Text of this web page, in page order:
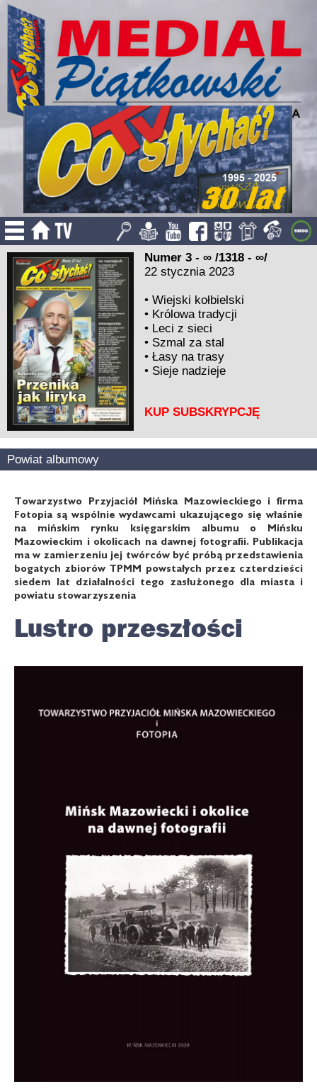
Numer 3 - ∞ /1318 - ∞/
22 stycznia 2023
•Wiejski kołbielski
• Królowa tradycji
• Leci z sieci
• Szmal za stal
•Łasy na trasy
• Sieje nadzieje
KUP SUBSKRYPCJĘ
Powiat albumowy
Towarzystwo Przyjaciół Mińska Mazowieckiego i firma
Fotopia są wspólnie wydawcami ukazującego się właśnie
na mińskim rynku księgarskim albumu o Mińsku
Mazowieckim i okolicach na dawnej fotografii. Publikacja
ma w zamierzeniu jej twórców być próbą przedstawienia
bogatych zbiorów TPMM powstałych przez czterdzieści
siedem lat działalności tego zasłużonego dla miasta i
powiatu stowarzyszenia
Lustro przeszłości